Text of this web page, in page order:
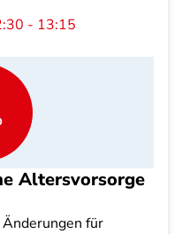
- 13:15
Altersvorsorge
für